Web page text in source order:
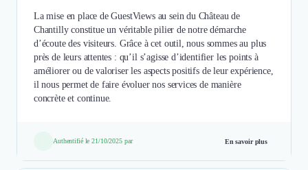
La mise en place de GuestViews au sein du Château de
Chantilly constitue un véritable pilier de notre démarche
d’écoute des visiteurs. Grâce à cet outil, nous sommes au plus
près de leurs attentes : qu’il s’agisse d’identifier les points à
améliorer ou de valoriser les aspects positifs de leur expérience,
il nous permet de faire évoluer nos services de manière
concrète et continue.
Authentifié le 21/10/2025 par En savoir plus